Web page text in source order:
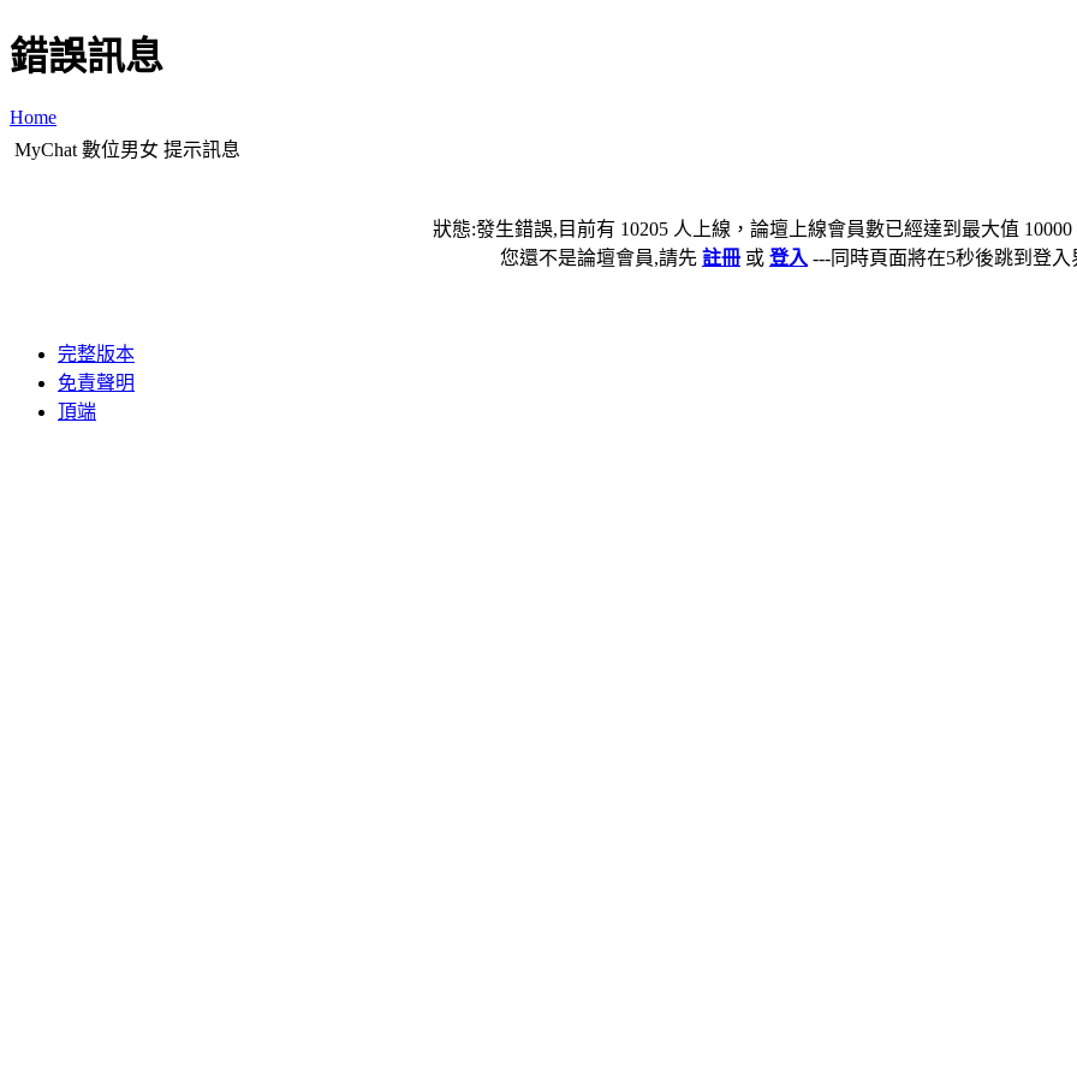
錯誤訊息
Home
MyChat 數位男女 提示訊息
狀態:發生錯誤,目前有 10205 人上線，論壇上線會員數已經達到最大值
您還不是論壇會員,請先 註冊 或 登入 ---同時頁面將在5秒後跳到登入
完整版本
免責聲明
頂端